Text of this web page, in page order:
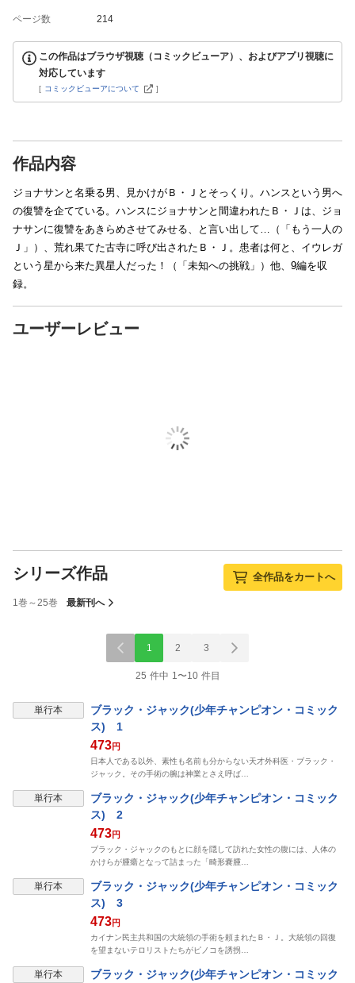
ページ数 214
この作品はブラウザ視聴（コミックビューア）、およびアプリ視聴に
対応しています
[ コミックビューアについて ]
作品内容
ジョナサンと名乗る男、見かけがＢ・Ｊとそっくり。ハンスという男へ
の復讐を企てている。ハンスにジョナサンと間違われたＢ・Ｊは、ジョ
ナサンに復讐をあきらめさせてみせる、と言い出して…（「もう一人の
Ｊ」）、荒れ果てた古寺に呼び出されたＢ・Ｊ。患者は何と、イウレガ
という星から来た異星人だった！（「未知への挑戦」）他、9編を収
録。
ユーザーレビュー
シリーズ作品 全作品をカートへ
1巻～25巻 最新刊へ
1 2 3
25 件中 1〜10 件目
単行本
ブラック・ジャック(少年チャンピオン・コミック
ス) 1
473円
日本人である以外、素性も名前も分からない天才外科医・ブラック・
ジャック。その手術の腕は神業とさえ呼ば…
単行本
ブラック・ジャック(少年チャンピオン・コミック
ス) 2
473円
ブラック・ジャックのもとに顔を隠して訪れた女性の腹には、人体の
かけらが腫瘍となって詰まった「畸形嚢腫…
単行本
ブラック・ジャック(少年チャンピオン・コミック
ス) 3
473円
カイナン民主共和国の大統領の手術を頼まれたＢ・Ｊ。大統領の回復
を望まないテロリストたちがピノコを誘拐…
単行本 ブラック・ジャック(少年チャンピオン・コミック